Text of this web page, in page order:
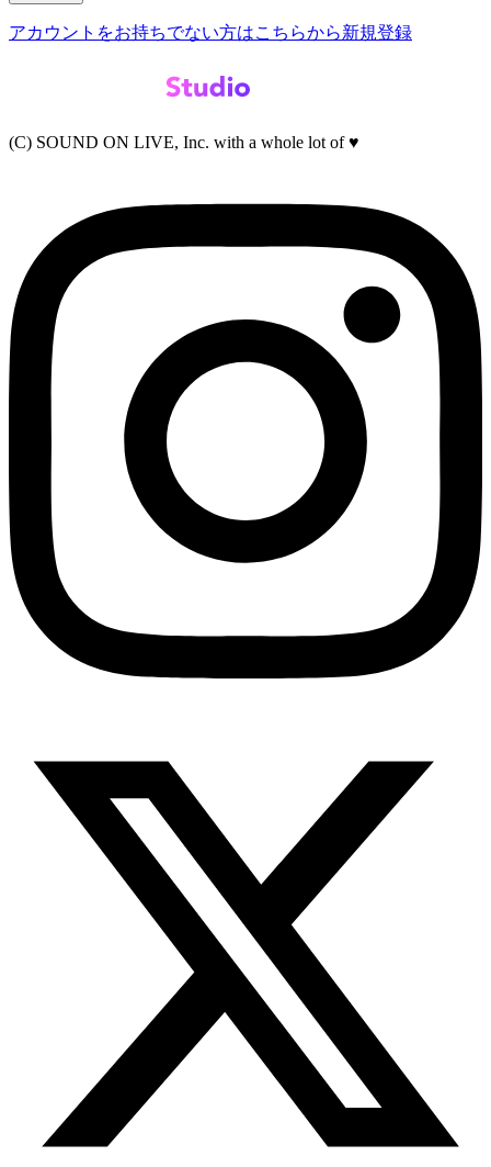
アカウントをお持ちでない方はこちらから新規登録
(C) SOUND ON LIVE, Inc. with a whole lot of ♥